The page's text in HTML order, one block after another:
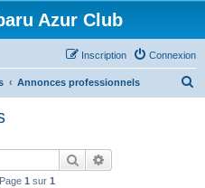
Azur Club
Connexion
Inscription
Annonces professionnels
Rechercher
1 sur 1